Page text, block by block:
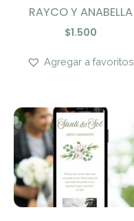
RAYCO Y ANABELLA
$1.500
Agregar a favoritos